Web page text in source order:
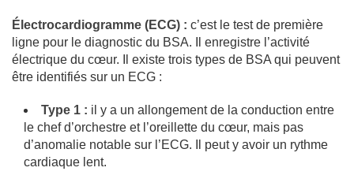
Électrocardiogramme (ECG) : c’est le test de première
ligne pour le diagnostic du BSA. Il enregistre l’activité
électrique du cœur. Il existe trois types de BSA qui peuvent
être identifiés sur un ECG :
Type 1 : il y a un allongement de la conduction entre
le chef d’orchestre et l’oreillette du cœur, mais pas
d’anomalie notable sur l’ECG. Il peut y avoir un rythme
cardiaque lent.